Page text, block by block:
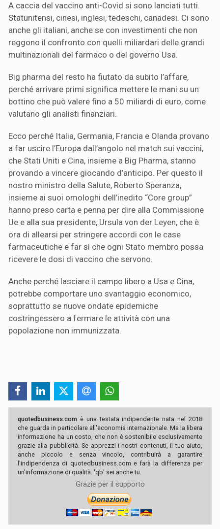
A caccia del vaccino anti-Covid si sono lanciati tutti.
Statunitensi, cinesi, inglesi, tedeschi, canadesi. Ci sono
anche gli italiani, anche se con investimenti che non
reggono il confronto con quelli miliardari delle grandi
multinazionali del farmaco o del governo Usa.
Big pharma del resto ha fiutato da subito l’affare,
perché arrivare primi significa mettere le mani su un
bottino che può valere fino a 50 miliardi di euro, come
valutano gli analisti finanziari.
Ecco perché Italia, Germania, Francia e Olanda provano
a far uscire l’Europa dall’angolo nel match sui vaccini,
che Stati Uniti e Cina, insieme a Big Pharma, stanno
provando a vincere giocando d’anticipo. Per questo il
nostro ministro della Salute, Roberto Speranza,
insieme ai suoi omologhi dell’inedito “Core group”
hanno preso carta e penna per dire alla Commissione
Ue e alla sua presidente, Ursula von der Leyen, che è
ora di allearsi per stringere accordi con le case
farmaceutiche e far sì che ogni Stato membro possa
ricevere le dosi di vaccino che servono.
Anche perché lasciare il campo libero a Usa e Cina,
potrebbe comportare uno svantaggio economico,
soprattutto se nuove ondate epidemiche
costringessero a fermare le attività con una
popolazione non immunizzata.
quotedbusiness.com è una testata indipendente nata nel 2018
che guarda in particolare all'economia internazionale. Ma la libera
informazione ha un costo, che non è sostenibile esclusivamente
grazie alla pubblicità. Se apprezzi i nostri contenuti, il tuo aiuto,
anche piccolo e senza vincolo, contribuirà a garantire
l'indipendenza di quotedbusiness.com e farà la differenza per
un'informazione di qualità. 'qb' sei anche tu.
Grazie per il supporto